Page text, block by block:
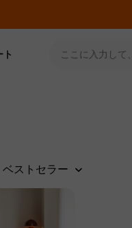
ト
ここに入力して、
ベストセラー